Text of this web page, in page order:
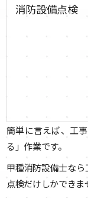
消防設備点検
簡単に言えば、工
る」作業です。
甲種消防設備士な
点検だけしかできま